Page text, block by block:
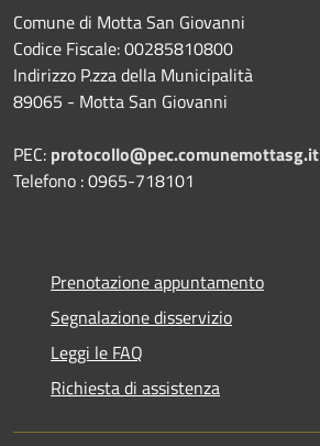
Comune di Motta San Giovanni
Codice Fiscale: 00285810800
Indirizzo P.zza della Municipalità
89065 - Motta San Giovanni
PEC: protocollo@pec.comunemottasg.it
Telefono : 0965-718101
Prenotazione appuntamento
Segnalazione disservizio
Leggi le FAQ
Richiesta di assistenza